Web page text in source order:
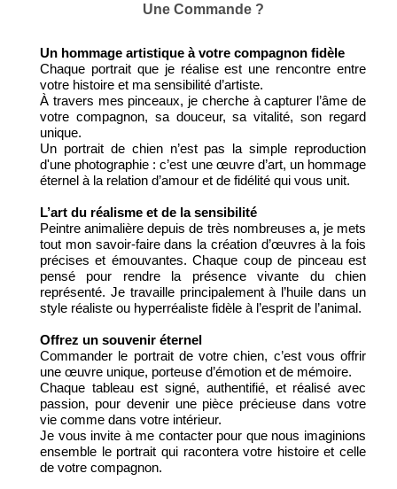
Une Commande ?
Un hommage artistique à votre compagnon fidèle
Chaque portrait que je réalise est une rencontre entre
votre histoire et ma sensibilité d’artiste.
À travers mes pinceaux, je cherche à capturer l’âme de
votre compagnon, sa douceur, sa vitalité, son regard
unique.
Un portrait de chien n’est pas la simple reproduction
d'une photographie : c’est une œuvre d’art, un hommage
éternel à la relation d’amour et de fidélité qui vous unit.
L’art du réalisme et de la sensibilité
Peintre animalière depuis de très nombreuses a, je mets
tout mon savoir-faire dans la création d’œuvres à la fois
précises et émouvantes. Chaque coup de pinceau est
pensé pour rendre la présence vivante du chien
représenté. Je travaille principalement à l’huile dans un
style réaliste ou hyperréaliste fidèle à l’esprit de l’animal.
Offrez un souvenir éternel
Commander le portrait de votre chien, c’est vous offrir
une œuvre unique, porteuse d’émotion et de mémoire.
Chaque tableau est signé, authentifié, et réalisé avec
passion, pour devenir une pièce précieuse dans votre
vie comme dans votre intérieur.
Je vous invite à me contacter pour que nous imaginions
ensemble le portrait qui racontera votre histoire et celle
de votre compagnon.